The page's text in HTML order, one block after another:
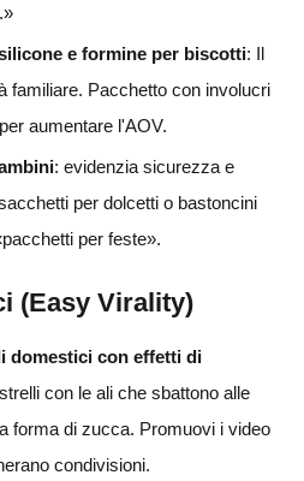
e formine per biscotti: Il
familiare. Pacchetto con involucri
aumentare l'AOV.
: evidenzia sicurezza e
per dolcetti o bastoncini
per feste».
(Easy Virality)
domestici con effetti di
con le ali che sbattono alle
forma di zucca. Promuovi i video
condivisioni.